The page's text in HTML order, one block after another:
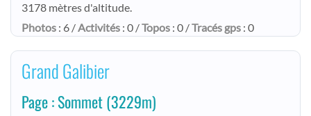
3178 mètres d'altitude.
Photos : 6 /Activités : 0 /Topos : 0 /Tracés gps : 0
Grand Galibier
Page : Sommet(3229m)